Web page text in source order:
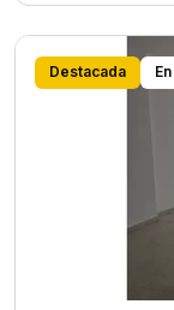
Destacada